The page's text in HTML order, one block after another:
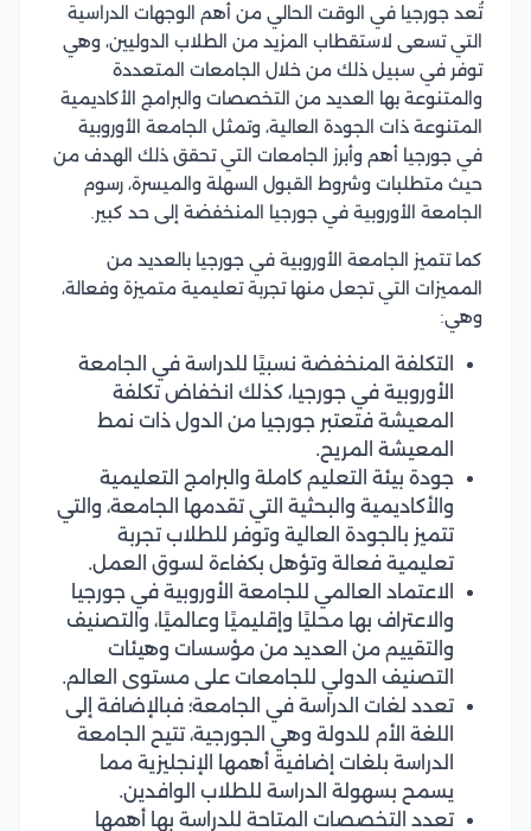
تُعد جورجيا في الوقت الحالي من أهم الوجهات الدراسية
التي تسعى لاستقطاب المزيد من الطلاب الدوليين، وهي
توفر في سبيل ذلك من خلال الجامعات المتعددة
والمتنوعة بها العديد من التخصصات والبرامج الأكاديمية
المتنوعة ذات الجودة العالية، وتمثل الجامعة الأوروبية
في جورجيا أهم وأبرز الجامعات التي تحقق ذلك الهدف من
حيث متطلبات وشروط القبول السهلة والميسرة، رسوم
الجامعة الأوروبية في جورجيا المنخفضة إلى حد كبير.
كما تتميز الجامعة الأوروبية في جورجيا بالعديد من
المميزات التي تجعل منها تجربة تعليمية متميزة وفعالة،
وهي:
التكلفة المنخفضة نسبيًا للدراسة في الجامعة
الأوروبية في جورجيا، كذلك انخفاض تكلفة
المعيشة فتعتبر جورجيا من الدول ذات نمط
المعيشة المريح.
جودة بيئة التعليم كاملة والبرامج التعليمية
والأكاديمية والبحثية التي تقدمها الجامعة، والتي
تتميز بالجودة العالية وتوفر للطلاب تجربة
تعليمية فعالة وتؤهل بكفاءة لسوق العمل.
الاعتماد العالمي للجامعة الأوروبية في جورجيا
والاعتراف بها محليًا وإقليميًا وعالميًا، والتصنيف
والتقييم من العديد من مؤسسات وهيئات
التصنيف الدولي للجامعات على مستوى العالم.
تعدد لغات الدراسة في الجامعة؛ فبالإضافة إلى
اللغة الأم للدولة وهي الجورجية، تتيح الجامعة
الدراسة بلغات إضافية أهمها الإنجليزية مما
يسمح بسهولة الدراسة للطلاب الوافدين.
تعدد التخصصات المتاحة للدراسة بها أهمها